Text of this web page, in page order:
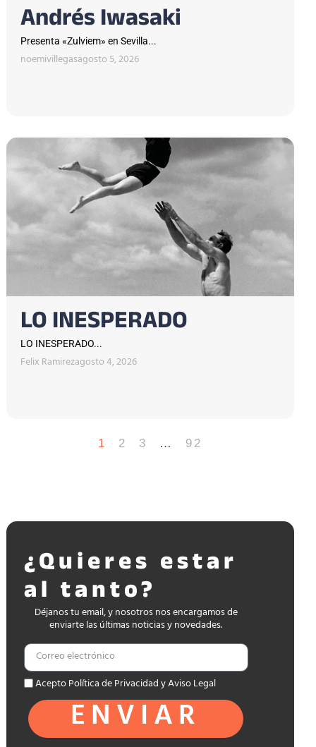
Andrés Iwasaki
Presenta «Zulviem» en Sevilla...
noemivillegasagosto 5, 2026
LO INESPERADO
LO INESPERADO...
Felix Ramirezagosto 4, 2026
1 2 3 … 92
¿Quieres estar
al tanto?
Déjanos tu email, y nosotros nos encargamos de
enviarte las últimas noticias y novedades.
Acepto Política de Privacidad y Aviso Legal
ENVIAR